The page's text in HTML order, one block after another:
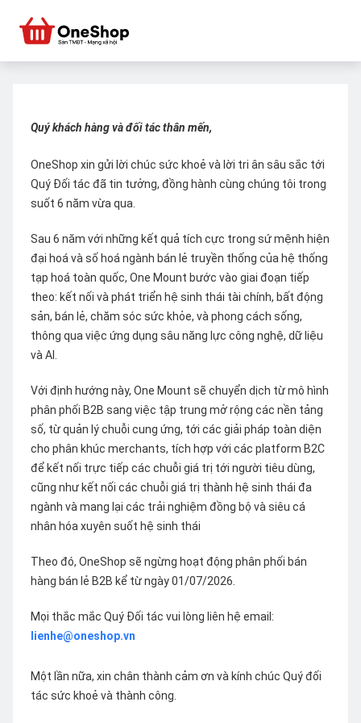
Quý khách hàng và đối tác thân mến,
OneShop xin gửi lời chúc sức khoẻ và lời tri ân sâu sắc tới
Quý Đối tác đã tin tưởng, đồng hành cùng chúng tôi trong
suốt 6 năm vừa qua.
Sau 6 năm với những kết quả tích cực trong sứ mệnh hiện
đại hoá và số hoá ngành bán lẻ truyền thống của hệ thống
tạp hoá toàn quốc, One Mount bước vào giai đoạn tiếp
theo: kết nối và phát triển hệ sinh thái tài chính, bất động
sản, bán lẻ, chăm sóc sức khỏe, và phong cách sống,
thông qua việc ứng dụng sâu năng lực công nghệ, dữ liệu
và AI.
Với định hướng này, One Mount sẽ chuyển dịch từ mô hình
phân phối B2B sang việc tập trung mở rộng các nền tảng
số, từ quản lý chuỗi cung ứng, tới các giải pháp toàn diện
cho phân khúc merchants, tích hợp với các platform B2C
để kết nối trực tiếp các chuỗi giá trị tới người tiêu dùng,
cũng như kết nối các chuỗi giá trị thành hệ sinh thái đa
ngành và mang lại các trải nghiệm đồng bộ và siêu cá
nhân hóa xuyên suốt hệ sinh thái
Theo đó, OneShop sẽ ngừng hoạt động phân phối bán
hàng bán lẻ B2B kể từ ngày 01/07/2026.
Mọi thắc mắc Quý Đối tác vui lòng liên hệ email:
lienhe@oneshop.vn
Một lần nữa, xin chân thành cảm ơn và kính chúc Quý đối
tác sức khoẻ và thành công.